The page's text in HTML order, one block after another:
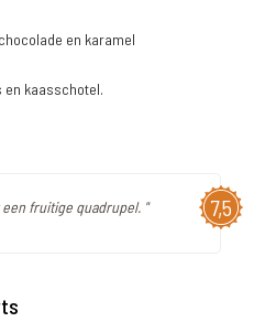
en karamel
en kaasschotel.
7,5
fruitige quadrupel. "